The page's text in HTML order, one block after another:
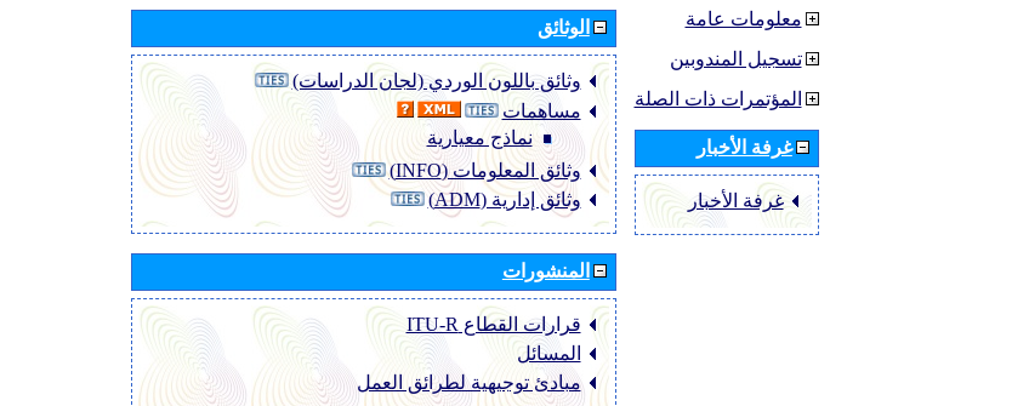
الوثائق
وثائق باللون الوردي (لجان الدراسات)
مساهمات
نماذج معيارية
وثائق المعلومات (INFO)
وثائق إدارية (ADM)
المنشورات
قرارات القطاع ‏ITU-R
المسائل
مبادئ توجيهية لطرائق العمل
معلومات عامة
تسجيل المندوبين
المؤتمرات ذات الصلة
غرفة الأخبار
غرفة الأخبار